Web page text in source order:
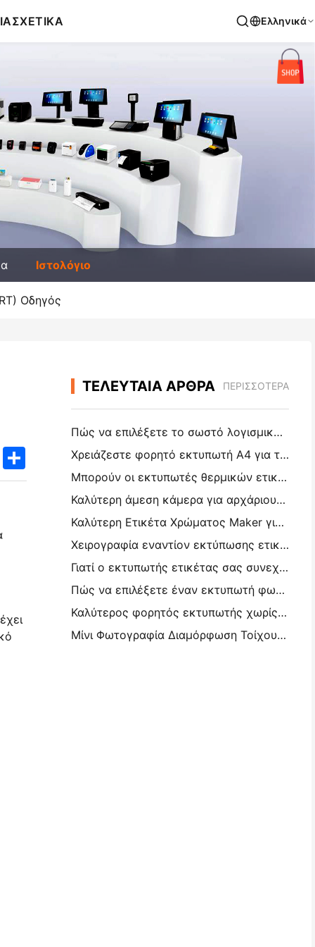
ΣΧΕΤΙΚΑ Ελληνικά
Ιστολόγιο
Οδηγός
TwitterShare
ΤΕΛΕΥΤΑΙΑ ΑΡΘΡΑ ΠΕΡΙΣΣΌΤΕΡΑ
Πώς να επιλέξετε το σωστό λογισμικό εστιατορίου για το μικρό ή μεσαίο σας εστιατόριο
Χρειάζεστε φορητό εκτυπωτή A4 για τιμολόγια αποθήκης; Τι πραγματικά λειτουργεί
Μπορούν οι εκτυπωτές θερμικών ετικετών να κάνουν αδιάβροχες ετικέτες για προϊόντα μικρών επιχειρήσεων;
Καλύτερη άμεση κάμερα για αρχάριους που δεν θέλουν να σπαταλήσουν χαρτί
Καλύτερη Ετικέτα Χρώματος Maker για Journaling και Scrapbooking: Προσθέστε Περισσότερο Χρώμα σε Κάθε Σελίδα
Χειρογραφία εναντίον εκτύπωσης ετικετών αποστολής: Συμβουλές για τις μικρές επιχειρήσεις το 2026
Γιατί ο εκτυπωτής ετικέτας σας συνεχίζει να μπλοκάρει;
Πώς να επιλέξετε έναν εκτυπωτή φωτογραφιών τσέπης: ένας πλήρης οδηγός για τους χρήστες ημερολογίου, ταξιδιών και iPhone
Καλύτερος φορητός εκτυπωτής χωρίς μελάνι για ταξίδια, σχολεία και κινητή εργασία: Hanin MT620 Pro Review
Μίνι Φωτογραφία Διαμόρφωση Τοίχου Ιδέες & Συμβουλές για Διαμόρφωση Υπνοδωματίου και Κοιτώνα